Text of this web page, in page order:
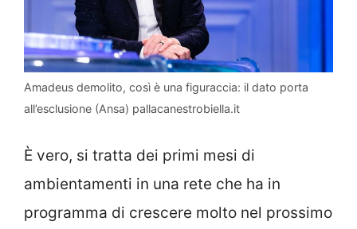
Amadeus demolito, così è una figuraccia: il dato porta
all’esclusione (Ansa) pallacanestrobiella.it
È vero, si tratta dei primi mesi di
ambientamenti in una rete che ha in
programma di crescere molto nel prossimo